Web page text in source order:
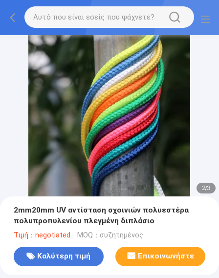
2/3
2mm20mm UV αντίσταση σχοινιών πολυεστέρα
πολυπροπυλενίου πλεγμένη διπλάσιο
Τιμή：negotiated MOQ：συζητημένος
Καλύτερη τιμή Επικοινωνήστε